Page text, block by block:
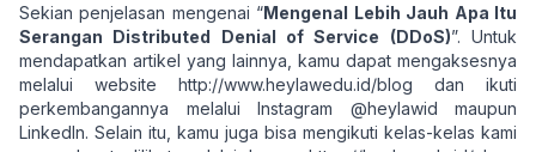
Sekian penjelasan mengenai “Mengenal Lebih Jauh Apa Itu
Serangan Distributed Denial of Service (DDoS)”. Untuk
mendapatkan artikel yang lainnya, kamu dapat mengaksesnya
melalui website http://www.heylawedu.id/blog dan ikuti
perkembangannya melalui Instagram @heylawid maupun
LinkedIn. Selain itu, kamu juga bisa mengikuti kelas-kelas kami